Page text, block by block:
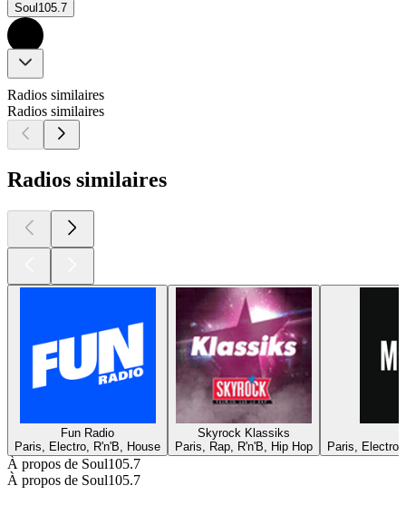
Soul105.7
Radios similaires
Radios similaires
Radios similaires
Fun Radio
Paris, Electro, R'n'B, House
Skyrock Klassiks
Paris, Rap, R'n'B, Hip Hop
Paris, Electro,
À propos de Soul105.7
À propos de Soul105.7